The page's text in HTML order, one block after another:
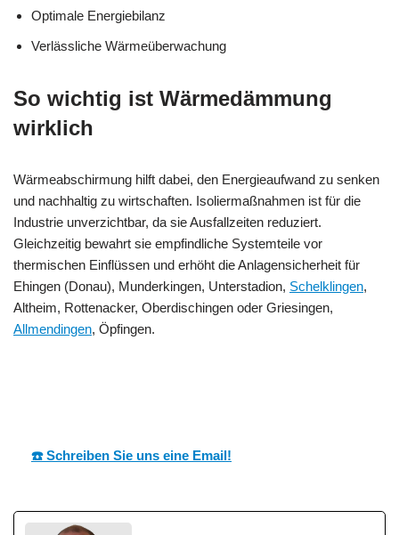
Optimale Energiebilanz
Verlässliche Wärmeüberwachung
So wichtig ist Wärmedämmung
wirklich
Wärmeabschirmung hilft dabei, den Energieaufwand zu senken
und nachhaltig zu wirtschaften. Isoliermaßnahmen ist für die
Industrie unverzichtbar, da sie Ausfallzeiten reduziert.
Gleichzeitig bewahrt sie empfindliche Systemteile vor
thermischen Einflüssen und erhöht die Anlagensicherheit für
Ehingen (Donau), Munderkingen, Unterstadion, Schelklingen,
Altheim, Rottenacker, Oberdischingen oder Griesingen,
Allmendingen, Öpfingen.
☎️ Schreiben Sie uns eine Email!